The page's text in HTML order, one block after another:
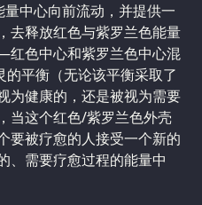
中心向前流动，并提供一
去释放红色与紫罗兰色能量
色中心和紫罗兰色中心混
平衡（无论该平衡采取了
为健康的，还是被视为需要
当这个红色/紫罗兰色外壳
要被疗愈的人接受一个新的
、需要疗愈过程的能量中